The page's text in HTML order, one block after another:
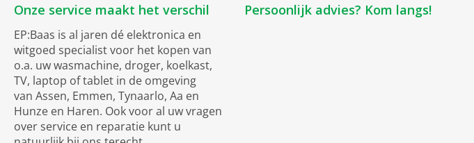
Onze service maakt het verschil
EP:Baas is al jaren dé elektronica en
witgoed specialist voor het kopen van
o.a. uw wasmachine, droger, koelkast,
TV, laptop of tablet in de omgeving
van Assen, Emmen, Tynaarlo, Aa en
Hunze en Haren. Ook voor al uw vragen
over service en reparatie kunt u
Persoonlijk advies? Kom langs!